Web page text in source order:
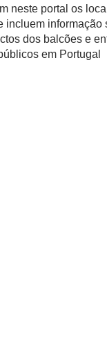
neste portal os
incluem informação
dos balcões e
em Portugal